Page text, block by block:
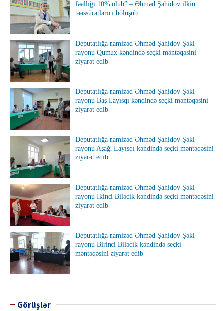
fəallığı 10% olub” – Əhməd Şahidov ilkin
təəssüratlarını bölüşüb
Deputatlığa namizəd Əhməd Şahidov Şəki
rayonu Qumux kəndində seçki məntəqəsini
ziyarət edib
Deputatlığa namizəd Əhməd Şahidov Şəki
rayonu Baş Layısqı kəndində seçki məntəqəsini
ziyarət edib
Deputatlığa namizəd Əhməd Şahidov Şəki
rayonu Aşağı Layısqı kəndində seçki məntəqəsini
ziyarət edib
Deputatlığa namizəd Əhməd Şahidov Şəki
rayonu İkinci Biləcik kəndində seçki məntəqəsini
ziyarət edib
Deputatlığa namizəd Əhməd Şahidov Şəki
rayonu Birinci Biləcik kəndində seçki
məntəqəsini ziyarət edib
Görüşlər